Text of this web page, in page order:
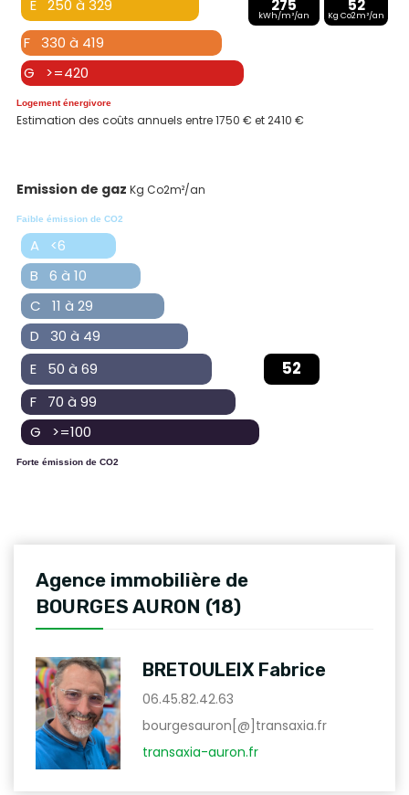
E 250 à 329
275
kWh/m²/an
52
Kg Co2m²/an
F 330 à 419
G >=420
Logement énergivore
Estimation des coûts annuels entre 1750 € et 2410 €
Emission de gaz Kg Co2m²/an
Faible émission de CO2
A <6
B 6 à 10
C 11 à 29
D 30 à 49
E 50 à 69
52
F 70 à 99
G >=100
Forte émission de CO2
Agence immobilière de
BOURGES AURON (18)
BRETOULEIX Fabrice
06.45.82.42.63
bourgesauron[@]transaxia.fr
transaxia-auron.fr